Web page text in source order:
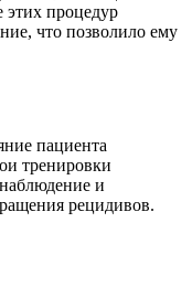
этих процедур
что позволило ему
пациента
тренировки
и
рецидивов.